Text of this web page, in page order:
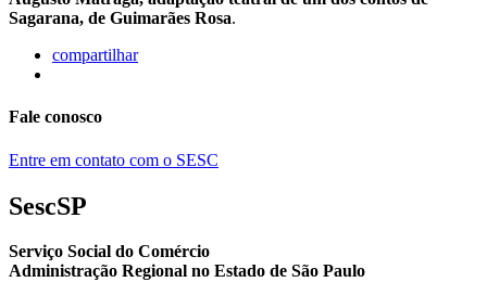
Sagarana, de Guimarães Rosa.
compartilhar
Fale conosco
Entre em contato com o SESC
SescSP
Serviço Social do Comércio
Administração Regional no Estado de São Paulo